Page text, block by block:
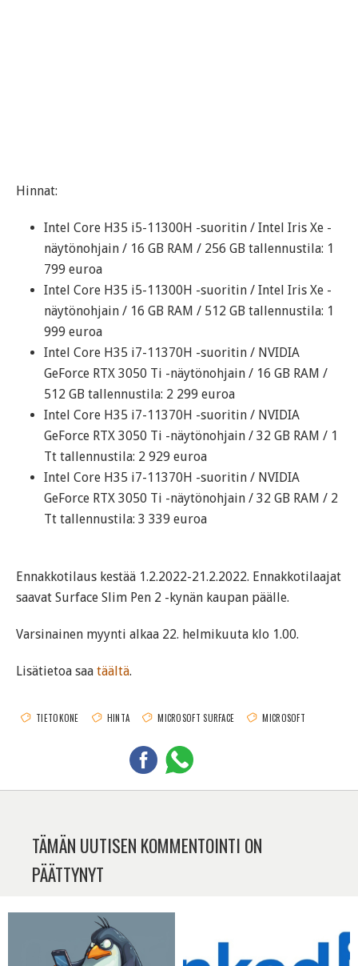
Hinnat:
Intel Core H35 i5-11300H -suoritin / Intel Iris Xe -
näytönohjain / 16 GB RAM / 256 GB tallennustila: 1
799 euroa
Intel Core H35 i5-11300H -suoritin / Intel Iris Xe -
näytönohjain / 16 GB RAM / 512 GB tallennustila: 1
999 euroa
Intel Core H35 i7-11370H -suoritin / NVIDIA
GeForce RTX 3050 Ti -näytönohjain / 16 GB RAM /
512 GB tallennustila: 2 299 euroa
Intel Core H35 i7-11370H -suoritin / NVIDIA
GeForce RTX 3050 Ti -näytönohjain / 32 GB RAM / 1
Tt tallennustila: 2 929 euroa
Intel Core H35 i7-11370H -suoritin / NVIDIA
GeForce RTX 3050 Ti -näytönohjain / 32 GB RAM / 2
Tt tallennustila: 3 339 euroa
Ennakkotilaus kestää 1.2.2022-21.2.2022. Ennakkotilaajat
saavat Surface Slim Pen 2 -kynän kaupan päälle.
Varsinainen myynti alkaa 22. helmikuuta klo 1.00.
Lisätietoa saa täältä.
TIETOKONE HINTA MICROSOFT SURFACE MICROSOFT
TÄMÄN UUTISEN KOMMENTOINTI ON
PÄÄTTYNYT